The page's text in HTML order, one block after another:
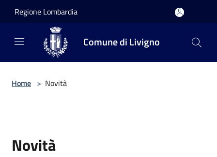
Regione Lombardia
Comune di Livigno
Home > Novità
Novità